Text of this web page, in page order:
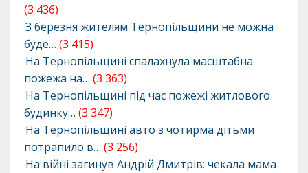
(3 436)
З березня жителям Тернопільщини не можна
буде… (3 415)
На Тернопільщині спалахнула масштабна
пожежа на… (3 363)
На Тернопільщині під час пожежі житлового
будинку… (3 347)
На Тернопільщині авто з чотирма дітьми
потрапило в… (3 256)
На війні загинув Андрій Дмитрів: чекала мама